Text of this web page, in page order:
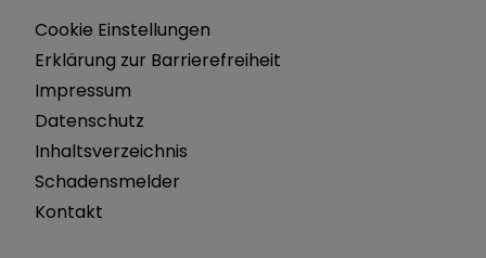
Cookie Einstellungen
Erklärung zur Barrierefreiheit
Impressum
Datenschutz
Inhaltsverzeichnis
Schadensmelder
Kontakt